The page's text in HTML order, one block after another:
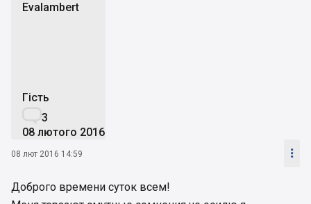
Evalambert
Гість
3
08 лютого 2016
08 лют 2016 14:59 
Доброго времени суток всем!